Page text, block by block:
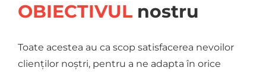
OBIECTIVUL nostru
Toate acestea au ca scop satisfacerea nevoilor
clienților noștri, pentru a ne adapta în orice